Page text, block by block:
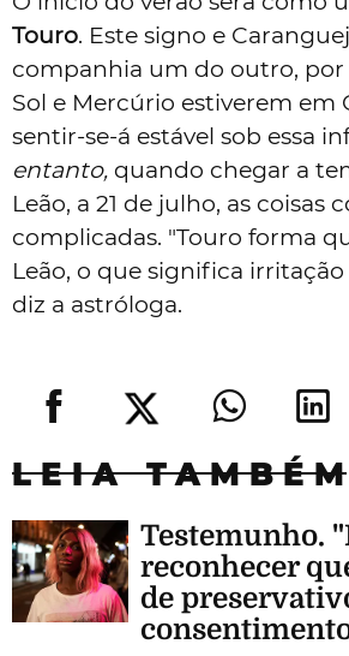
Touro. Este signo e
companhia um do outro, por
Sol e Mercúrio estiverem em
sentir-se-á estável sob essa
entanto, quando chegar a
Leão, a 21 de julho, as coisas
complicadas. "Touro forma
Leão, o que significa
diz a astróloga.
LEIA TAMBÉM
Testemunho.
reconhecer
de